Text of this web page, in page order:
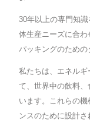
30年以上の専門知
体生産ニーズに合わ
パッキングのための
私たちは、エネル
て、世界中の飲料
います。これらの
ンスのために設計さ